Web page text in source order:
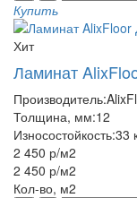
Купить
Хит
Ламинат
Производитель:
Толщина, мм:12
Износостойкость:33
2 450 р/м2
2 450 р/м2
Кол-во, м2